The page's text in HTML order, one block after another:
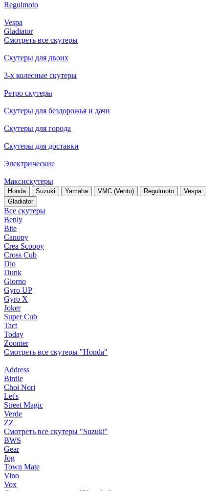
Regulmoto
Vespa
Gladiator
Смотреть все скутеры
Скутеры для двоих
3-х колесные скутеры
Ретро скутеры
Скутеры для бездорожья и дачи
Скутеры для города
Скутеры для доставки
Электрические
Максискутеры
Honda Suzuki Yamaha VMC (Vento) Regulmoto
Vespa
Gladiator
Все скутеры
Benly
Bite
Canopy
Crea Scoopy
Cross Cub
Dio
Dunk
Giorno
Gyro UP
Gyro X
Joker
Super Cub
Tact
Today
Zoomer
Смотреть все скутеры "Honda"
Address
Birdie
Choi Nori
Let's
Street Magic
Verde
ZZ
Смотреть все скутеры "Suzuki"
BWS
Gear
Jog
Town Mate
Vino
Vox